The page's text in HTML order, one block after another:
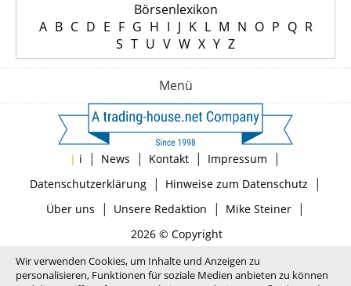
Börsenlexikon
A B C D E F G H I J K L M N O P Q R
S T U V W X Y Z
Menü
| i | News | Kontakt | Impressum |
Datenschutzerklärung| Hinweise zum Datenschutz |
Über uns | Unsere Redaktion | Mike Steiner|
2026 © Copyright
Wir verwenden Cookies, um Inhalte und Anzeigen zu
personalisieren, Funktionen für soziale Medien anbieten zu können